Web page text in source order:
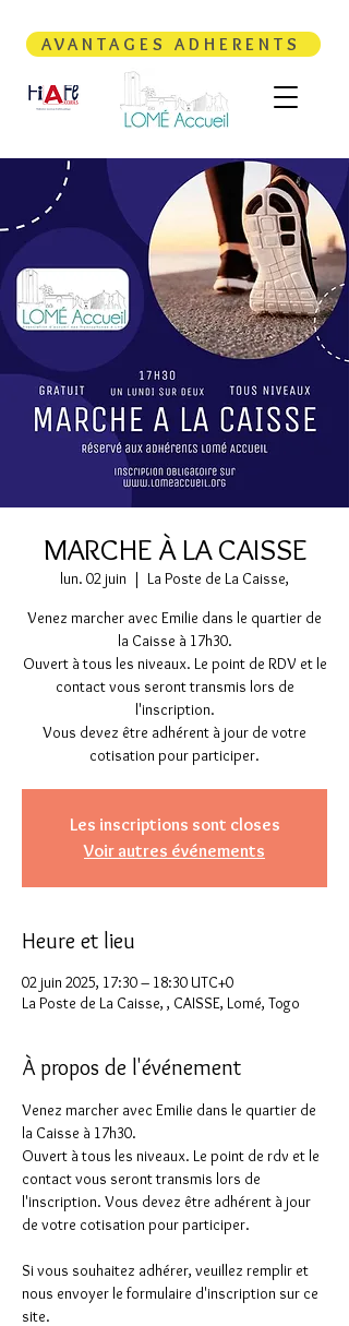
AVANTAGES ADHERENTS
MARCHE À LA CAISSE
lun. 02 juin
  |
La Poste de La Caisse,
Venez marcher avec Emilie dans le quartier de
la Caisse à 17h30.
Ouvert à tous les niveaux. Le point de RDV et le
contact vous seront transmis lors de
l'inscription.
Vous devez être adhérent à jour de votre
cotisation pour participer.
Les inscriptions sont closes
Voir autres événements
Heure et lieu
02 juin 2025, 17:30 – 18:30 UTC+0
La Poste de La Caisse, , CAISSE, Lomé, Togo
À propos de l'événement
Venez marcher avec Emilie dans le quartier de
la Caisse à 17h30.
Ouvert à tous les niveaux. Le point de rdv et le
contact vous seront transmis lors de
l'inscription. Vous devez être adhérent à jour
de votre cotisation pour participer.
Si vous souhaitez adhérer, veuillez remplir et
nous envoyer le formulaire d'inscription sur ce
site.